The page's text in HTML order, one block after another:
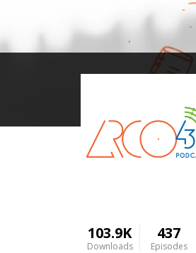
103.9K
Downloads
437
Episodes